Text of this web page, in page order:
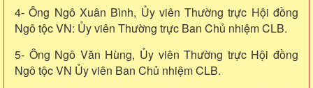
4- Ông Ngô Xuân Bình, Ủy viên Thường trực Hội đồng
Ngô tộc VN: Ủy viên Thường trực Ban Chủ nhiệm CLB.
5- Ông Ngô Văn Hùng, Ủy viên Thường trực Hội đồng
Ngô tộc VN Ủy viên Ban Chủ nhiệm CLB.